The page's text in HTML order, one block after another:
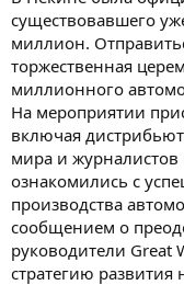
существовавшего
миллион.
торжественная
миллионного
На мероприятии
включая
мира и
ознакомились с
производства
сообщением о
руководители Great
стратегию развития